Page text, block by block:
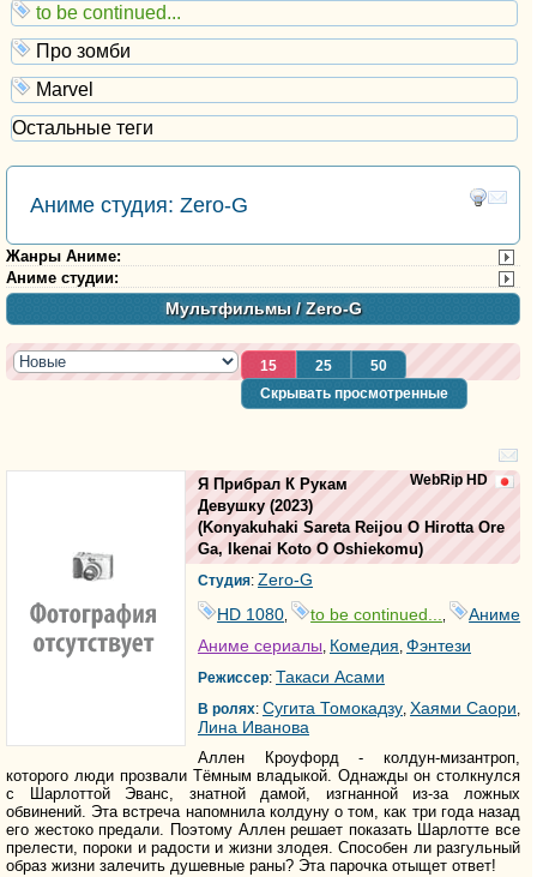
to be continued...
Про зомби
Marvel
Остальные теги
Аниме студия: Zero-G
Жанры Аниме:
Аниме студии:
Мультфильмы/ Zero-G
15 25
50
Скрывать просмотренные
WebRip HD
Я Прибрал К Рукам
Девушку (2023)
(Konyakuhaki Sareta Reijou O Hirotta Ore
Ga, Ikenai Koto O Oshiekomu)
Студия: Zero-G
HD 1080
to be continued...
Аниме
Аниме сериалы, Комедия, Фэнтези
Режиссер: Такаси Асами
В ролях: Сугита Томокадзу, Хаями Саори,
Лина Иванова
Аллен Кроуфорд - колдун-мизантроп,
которого люди прозвали Тёмным владыкой. Однажды он столкнулся
с Шарлоттой Эванс, знатной дамой, изгнанной из-за ложных
обвинений. Эта встреча напомнила колдуну о том, как три года назад
его жестоко предали. Поэтому Аллен решает показать Шарлотте все
прелести, пороки и радости и жизни злодея. Способен ли разгульный
образ жизни залечить душевные раны? Эта парочка отыщет ответ!